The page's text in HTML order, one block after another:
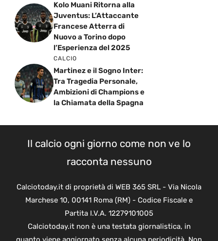
Kolo Muani Ritorna alla
Juventus: L’Attaccante
Francese Atterra di
Nuovo a Torino dopo
l’Esperienza del 2025
CALCIO
Martinez e il Sogno Inter:
Tra Tragedia Personale,
Ambizioni di Champions e
la Chiamata della Spagna
Il calcio ogni giorno come non ve lo
racconta nessuno
Calciotoday.it di proprietà di WEB 365 SRL - Via Nicola
Marchese 10, 00141 Roma (RM) - Codice Fiscale e
Partita I.V.A. 12279101005
Calciotoday.it non è una testata giornalistica, in